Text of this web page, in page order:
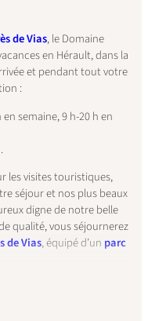
de Vias, le Domaine
en Hérault, dans la
et pendant tout votre
:
semaine, 9 h-20 h en
les visites touristiques,
séjour et nos plus beaux
digne de notre belle
qualité, vous séjournerez
de Vias, équipé d’un parc